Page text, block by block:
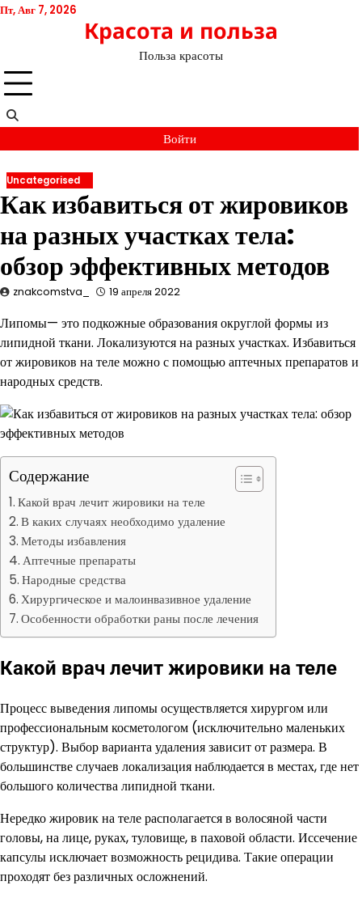
Перейти
Пт, Авг 7, 2026
Красота и польза
Польза красоты
Войти
Uncategorised
Как избавиться от жировиков
на разных участках тела:
обзор эффективных методов
znakcomstva_ 19 апреля 2022
Липомы— это подкожные образования округлой формы из
липидной ткани. Локализуются на разных участках. Избавиться
от жировиков на теле можно с помощью аптечных препаратов и
народных средств.
Содержание
Какой врач лечит жировики на теле
В каких случаях необходимо удаление
Методы избавления
Аптечные препараты
Народные средства
Хирургическое и малоинвазивное удаление
Особенности обработки раны после лечения
Какой врач лечит жировики на теле
Процесс выведения липомы осуществляется хирургом или
профессиональным косметологом (исключительно маленьких
структур). Выбор варианта удаления зависит от размера. В
большинстве случаев локализация наблюдается в местах, где нет
большого количества липидной ткани.
Нередко жировик на теле располагается в волосяной части
головы, на лице, руках, туловище, в паховой области. Иссечение
капсулы исключает возможность рецидива. Такие операции
проходят без различных осложнений.